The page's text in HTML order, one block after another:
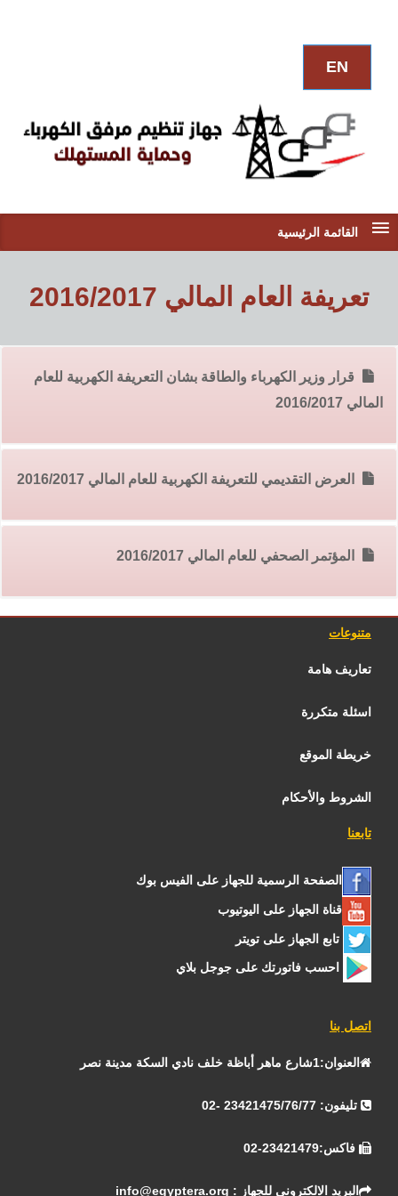
EN
القائمة الرئيسية
تعريفة العام المالي 2016/2017
قرار وزير الكهرباء والطاقة بشان التعريفة الكهربية للعام
المالي 2016/2017
العرض التقديمي للتعريفة الكهربية للعام المالي 2016/2017
المؤتمر الصحفي للعام المالي 2016/2017
متنوعات
تعاريف هامة
اسئلة متكررة
خريطة الموقع
الشروط والأحكام
تابعنا
الصفحة الرسمية للجهاز على الفيس بوك
قناة الجهاز على اليوتيوب
اتصل بنا
العنوان:1شارع ماهر أباظة خلف نادي السكة مدينة نصر
info@egyptera.org : البريد الالكتروني للجهاز